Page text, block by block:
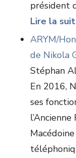
président
Lire la
ARYM/
de Nikola
Stéphan
En 2016,
ses